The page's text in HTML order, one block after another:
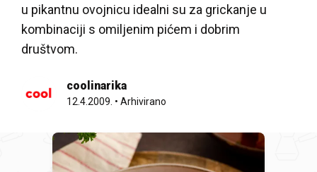
u pikantnu ovojnicu idealni su za grickanje u
kombinaciji s omiljenim pićem i dobrim
društvom.
coolinarika
12.4.2009. • Arhivirano